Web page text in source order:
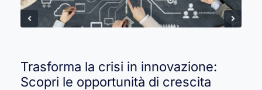
Trasforma la crisi in innovazione:
Scopri le opportunità di crescita